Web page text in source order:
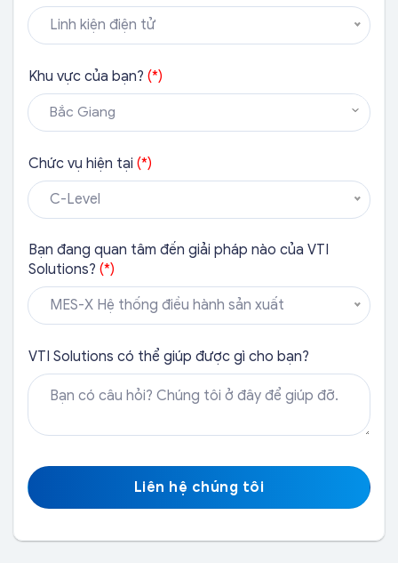
Linh kiện điện tử
Khu vực của bạn? (*)
Bắc Giang
Chức vụ hiện tại (*)
C-Level
Bạn đang quan tâm đến giải pháp nào của VTI
Solutions? (*)
MES-X Hệ thống điều hành sản xuất
VTI Solutions có thể giúp được gì cho bạn?